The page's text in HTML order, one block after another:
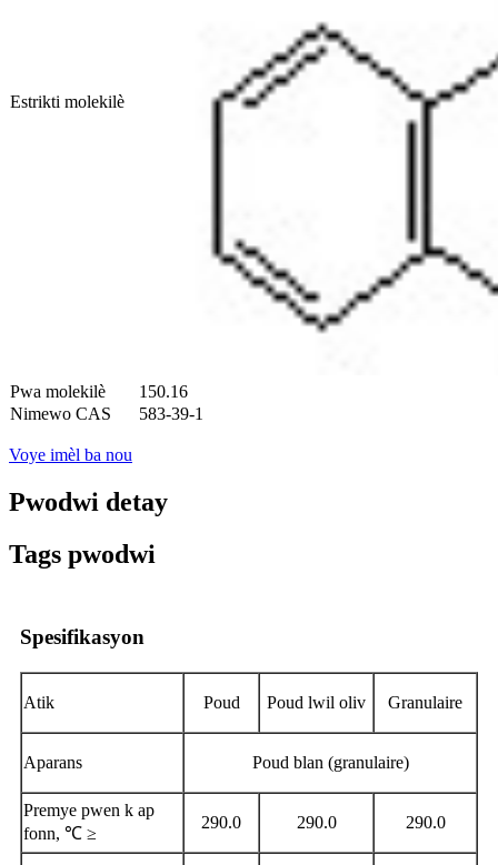
Estrikti molekilè
Pwa molekilè
150.16
Nimewo CAS
583-39-1
Voye imèl ba nou
Pwodwi detay
Tags pwodwi
Spesifikasyon
Atik Poud Poud lwil oliv Granulaire
Aparans Poud blan (granulaire)
Premye pwen k ap
fonn, ℃ ≥
290.0 290.0 290.0